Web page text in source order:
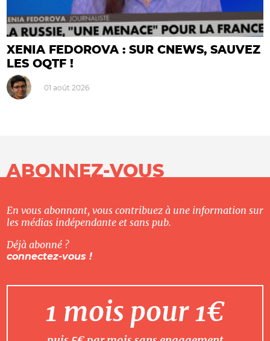
XENIA FEDOROVA : SUR CNEWS, SAUVEZ
LES OQTF !
01 août 2026
ABONNEZ-VOUS
En vous abonnant, vous contribuez à une information sur
les médias indépendante et sans pub.
Déjà abonné ?
connectez-vous !
1 mois pour 1€